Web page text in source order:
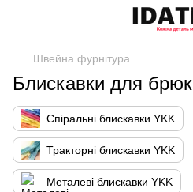
Швейна фурнітура
Блискавки для брюк
Спіральні блискавки YKK
Тракторні блискавки YKK
Металеві блискавки YKK